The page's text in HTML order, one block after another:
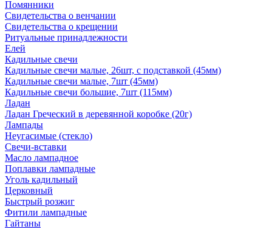
Помянники
Свидетельства о венчании
Свидетельства о крещении
Ритуальные принадлежности
Елей
Кадильные свечи
Кадильные свечи малые, 26шт, с подставкой (45мм)
Кадильные свечи малые, 7шт (45мм)
Кадильные свечи большие, 7шт (115мм)
Ладан
Ладан Греческий в деревянной коробке (20г)
Лампады
Неугасимые (стекло)
Свечи-вставки
Масло лампадное
Поплавки лампадные
Уголь кадильный
Церковный
Быстрый розжиг
Фитили лампадные
Гайтаны